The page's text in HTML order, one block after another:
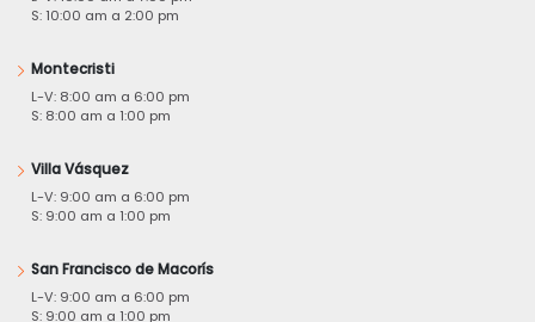
S: 10:00 am a 2:00 pm
Montecristi
L-V: 8:00 am a 6:00 pm
S: 8:00 am a 1:00 pm
Villa Vásquez
L-V: 9:00 am a 6:00 pm
S: 9:00 am a 1:00 pm
San Francisco de Macorís
L-V: 9:00 am a 6:00 pm
S: 9:00 am a 1:00 pm